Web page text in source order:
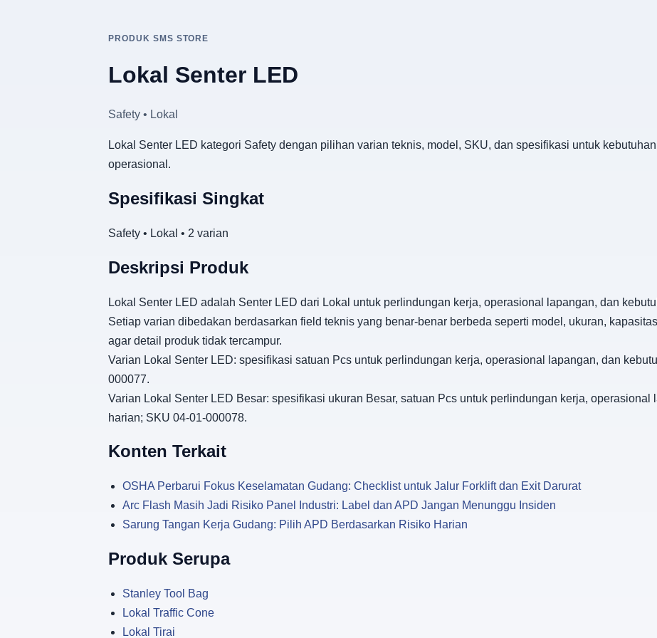
PRODUK SMS STORE
Lokal Senter LED
Safety • Lokal
Lokal Senter LED kategori Safety dengan pilihan varian teknis, model, SKU, dan spesifikasi untuk
operasional.
Spesifikasi Singkat
Safety • Lokal • 2 varian
Deskripsi Produk
Lokal Senter LED adalah Senter LED dari Lokal untuk perlindungan kerja, operasional lapangan, dan
Setiap varian dibedakan berdasarkan field teknis yang benar-benar berbeda seperti model, ukuran,
agar detail produk tidak tercampur.
Varian Lokal Senter LED: spesifikasi satuan Pcs untuk perlindungan kerja, operasional lapangan, dan
000077.
Varian Lokal Senter LED Besar: spesifikasi ukuran Besar, satuan Pcs untuk perlindungan kerja, operasional
harian; SKU 04-01-000078.
Konten Terkait
OSHA Perbarui Fokus Keselamatan Gudang: Checklist untuk Jalur Forklift dan Exit Darurat
Arc Flash Masih Jadi Risiko Panel Industri: Label dan APD Jangan Menunggu Insiden
Sarung Tangan Kerja Gudang: Pilih APD Berdasarkan Risiko Harian
Produk Serupa
Stanley Tool Bag
Lokal Traffic Cone
Lokal Tirai